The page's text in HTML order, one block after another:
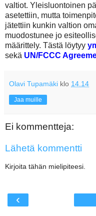
valtiot. Yleisluontoinen
asetettiin, mutta
jätettiin kunkin valtion
muodostunee jo
määrittely. Tästä löytyy
sekä UN/FCCC
Olavi Tupamäki klo 14.14
Jaa muille
Ei kommentteja:
Lähetä kommentti
Kirjoita tähän mielipiteesi.
‹